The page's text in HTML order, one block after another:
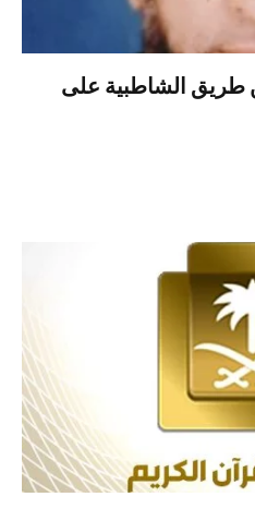
طريق الشاطبية على